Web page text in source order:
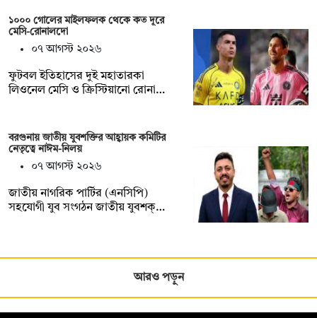
১০০০ গোলের মাইলফলক থেকে কত দূরে
মেসি-রোনালদো
০৭ আগস্ট ২০২৬
ফুটবল ইতিহাসের দুই মহাতারকা
লিওনেল মেসি ও ক্রিস্টিয়ানো রোনা…
বরগুনায় জাতীয় যুবশক্তির আহ্বায়ক কমিটির
নেতৃত্বে নাঈম-নিলয়
০৭ আগস্ট ২০২৬
জাতীয় নাগরিক পার্টির (এনসিপি)
সহযোগী যুব সংগঠন জাতীয় যুবশক্…
আরও পড়ুন